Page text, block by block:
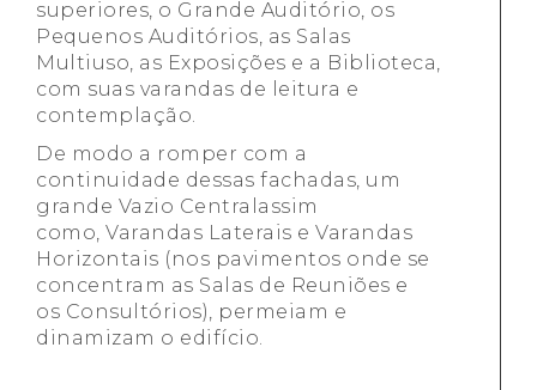
superiores, o Grande Auditório, os
Pequenos Auditórios, as Salas
Multiuso, as Exposições e a Biblioteca,
com suas varandas de leitura e
contemplação.
De modo a romper com a
continuidade dessas fachadas, um
grande Vazio Centralassim
como, Varandas Laterais e Varandas
Horizontais (nos pavimentos onde se
concentram as Salas de Reuniões e
os Consultórios), permeiam e
dinamizam o edifício.